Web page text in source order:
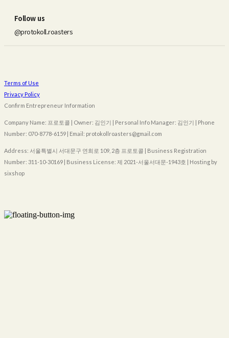
Follow us
@protokoll.roasters
Terms of Use
Privacy Policy
Confirm Entrepreneur Information
Company Name: 프로토콜 | Owner: 김인기 | Personal Info Manager: 김인기 | Phone
Number: 070-8778-6159 | Email: protokollroasters@gmail.com
Address: 서울특별시 서대문구 연희로 109, 2층 프로토콜 | Business Registration
Number: 311-10-30169 | Business License: 제 2021-서울서대문-1943호 | Hosting by
sixshop